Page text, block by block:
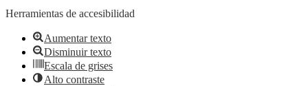
Herramientas de accesibilidad
Aumentar texto
Disminuir texto
Escala de grises
Alto contraste